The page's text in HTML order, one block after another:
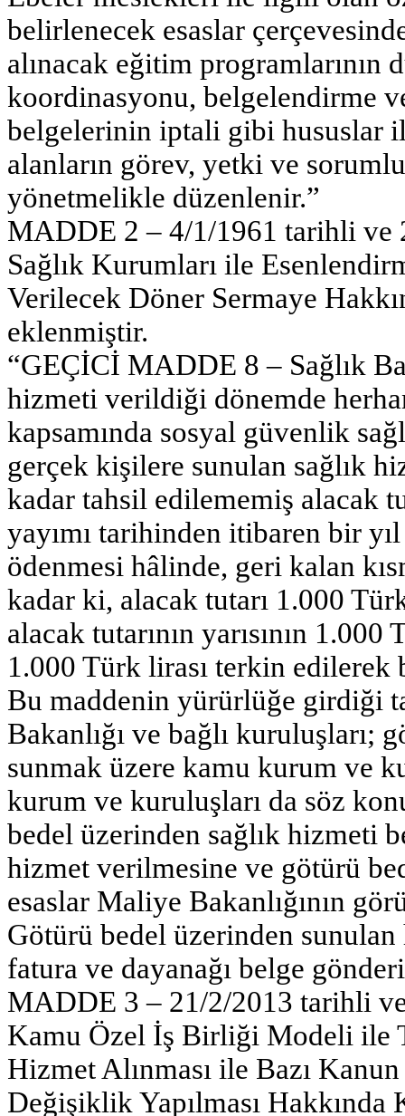
belirlenecek esaslar
alınacak eğitim programlarının
koordinasyonu, belgelendirme
belgelerinin iptali gibi hususlar
alanların görev, yetki ve
yönetmelikle düzenlenir.”
MADDE 2 – 4/1/1961 tarihli ve
Sağlık Kurumları ile
Verilecek Döner Sermaye
eklenmiştir.
“GEÇİCİ MADDE 8 – Sağlık
hizmeti verildiği dönemde
kapsamında sosyal güvenlik
gerçek kişilere sunulan sağlık
kadar tahsil edilememiş alacak
yayımı tarihinden itibaren bir
ödenmesi hâlinde, geri kalan
kadar ki, alacak tutarı 1.000
alacak tutarının yarısının
1.000 Türk lirası terkin edilerek
Bu maddenin yürürlüğe girdiği
Bakanlığı ve bağlı kuruluşları;
sunmak üzere kamu kurum ve
kurum ve kuruluşları da söz
bedel üzerinden sağlık hizmeti
hizmet verilmesine ve götürü
esaslar Maliye Bakanlığının
Götürü bedel üzerinden
fatura ve dayanağı belge
MADDE 3 – 21/2/2013 tarihli ve
Kamu Özel İş Birliği Modeli ile
Hizmet Alınması ile Bazı
Değişiklik Yapılması